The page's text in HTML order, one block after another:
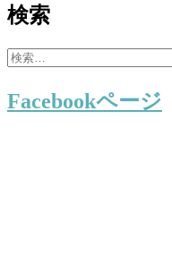
ナ
ビ
ゲ
ー
検索
検
Facebookページ